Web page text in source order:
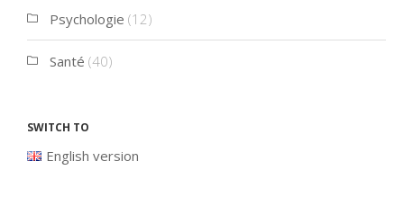
Psychologie (12)
Santé (40)
Switch to
English version